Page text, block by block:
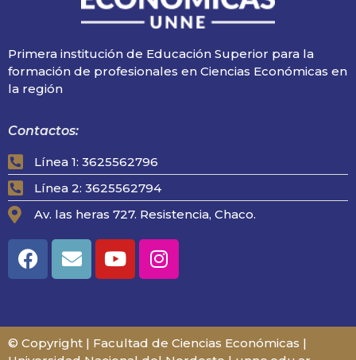
Primera institución de Educación Superior para la
formación de profesionales en Ciencias Económicas en
la región
Contactos:
Línea 1: 3625562796
Línea 2: 3625562794
Av. las heras 727. Resistencia, Chaco.
© Copyright | Facultad de Ciencias Económicas |